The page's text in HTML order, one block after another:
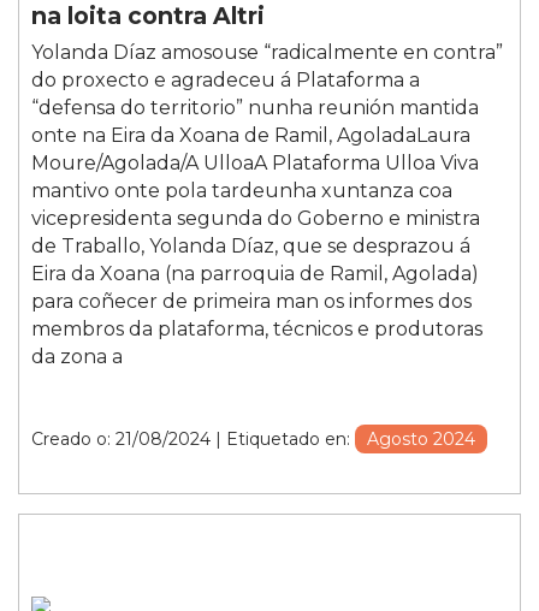
na loita contra Altri
Yolanda Díaz amosouse “radicalmente en contra”
do proxecto e agradeceu á Plataforma a
“defensa do territorio” nunha reunión mantida
onte na Eira da Xoana de Ramil, AgoladaLaura
Moure/Agolada/A UlloaA Plataforma Ulloa Viva
mantivo onte pola tardeunha xuntanza coa
vicepresidenta segunda do Goberno e ministra
de Traballo, Yolanda Díaz, que se desprazou á
Eira da Xoana (na parroquia de Ramil, Agolada)
para coñecer de primeira man os informes dos
membros da plataforma, técnicos e produtoras
da zona a
Creado o: 21/08/2024 | Etiquetado en: Agosto 2024